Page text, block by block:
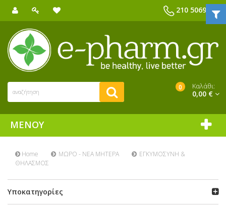
210 5069039
0 Καλάθι:
0,00 €
ΜΕΝΟΎ
Home ΜΩΡΟ - ΝΕΑ ΜΗΤΕΡΑ
ΕΓΚΥΜΟΣΥΝΗ &
ΘΗΛΑΣΜΟΣ
Υποκατηγορίες